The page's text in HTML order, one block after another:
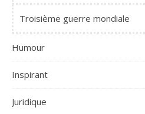
Troisième guerre mondiale
Humour
Inspirant
Juridique